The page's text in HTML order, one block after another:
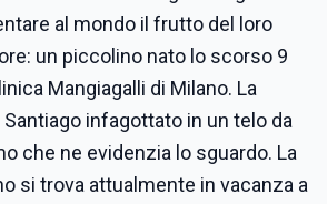
al mondo il frutto del loro
un piccolino nato lo scorso 9
Mangiagalli di Milano. La
infagottato in un telo da
che ne evidenzia lo sguardo. La
si trova attualmente in vacanza a